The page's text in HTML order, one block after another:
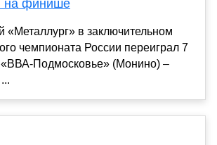
на финише
«Металлург» в заключительном
чемпионата России переиграл 7
«ВВА-Подмосковье» (Монино) –